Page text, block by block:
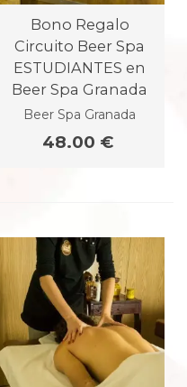
Bono Regalo
Circuito Beer Spa
ESTUDIANTES en
Beer Spa Granada
Beer Spa Granada
48.00 €